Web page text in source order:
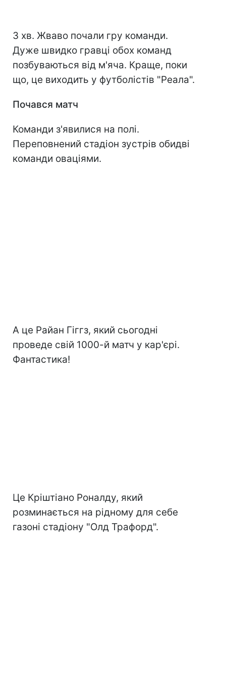
3 хв. Жваво почали гру команди.
Дуже швидко гравці обох команд
позбуваються від м'яча. Краще, поки
що, це виходить у футболістів "Реала".
Почався матч
Команди з'явилися на полі.
Переповнений стадіон зустрів обидві
команди оваціями.
А це Райан Гіггз, який сьогодні
проведе свій 1000-й матч у кар'єрі.
Фантастика!
Це Кріштіано Роналду, який
розминається на рідному для себе
газоні стадіону "Олд Трафорд".